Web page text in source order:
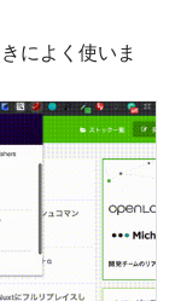
によく使いま